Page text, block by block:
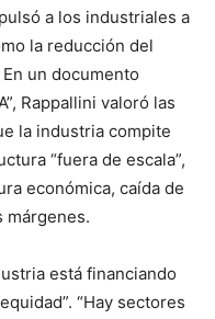
a los industriales a
la reducción del
un documento
Rappallini valoró las
la industria compite
“fuera de escala”,
económica, caída de
márgenes.
está financiando
“Hay sectores